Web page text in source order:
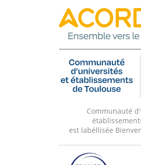
Communauté
est labéllisée